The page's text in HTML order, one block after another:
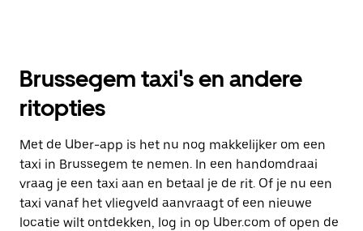
Brussegem taxi's en andere
ritopties
Met de Uber-app is het nu nog makkelijker om een
taxi in Brussegem te nemen. In een handomdraai
vraag je een taxi aan en betaal je de rit. Of je nu een
taxi vanaf het vliegveld aanvraagt of een nieuwe
locatie wilt ontdekken, log in op Uber.com of open de